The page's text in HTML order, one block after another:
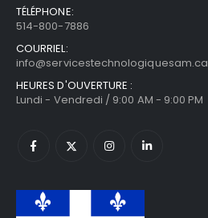
TÉLÉPHONE:
514-800-7886
COURRIEL:
info@servicestechnologiquesam.ca
HEURES D'OUVERTURE :
Lundi - Vendredi / 9:00 AM - 9:00 PM